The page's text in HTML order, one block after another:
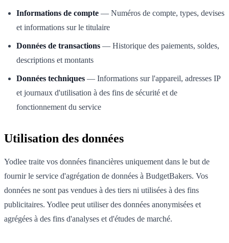
Informations de compte — Numéros de compte, types, devises
et informations sur le titulaire
Données de transactions — Historique des paiements, soldes,
descriptions et montants
Données techniques — Informations sur l'appareil, adresses IP
et journaux d'utilisation à des fins de sécurité et de
fonctionnement du service
Utilisation des données
Yodlee traite vos données financières uniquement dans le but de
fournir le service d'agrégation de données à BudgetBakers. Vos
données ne sont pas vendues à des tiers ni utilisées à des fins
publicitaires. Yodlee peut utiliser des données anonymisées et
agrégées à des fins d'analyses et d'études de marché.